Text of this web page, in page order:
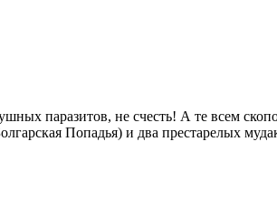
паразитов, не счесть! А те всем
Попадья) и два престарелых